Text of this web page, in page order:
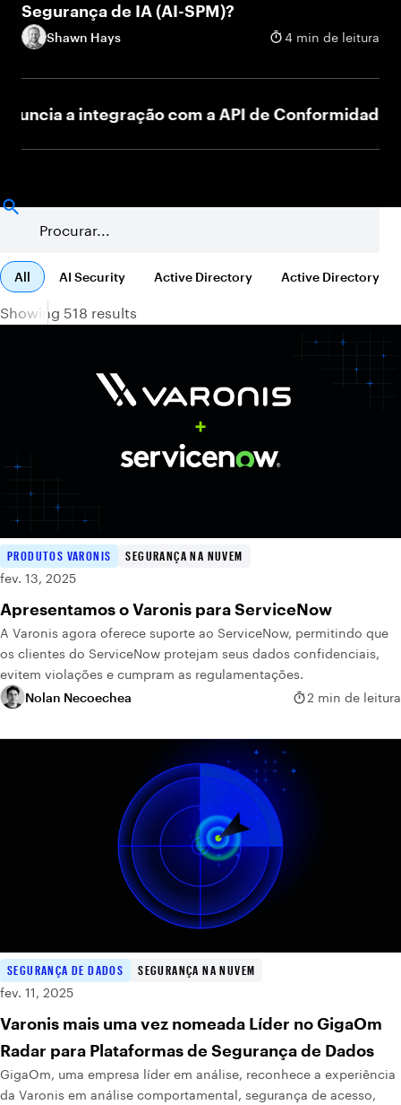
Segurança de IA (AI-SPM)?
Shawn Hays 4 min de leitura
a integração com a API de Conformidade do
All AI Security Active Directory Active Directory
Showing 518 results
PRODUTOS VARONIS
SEGURANÇA NA NUVEM
fev. 13, 2025
Apresentamos o Varonis para ServiceNow
A Varonis agora oferece suporte ao ServiceNow, permitindo que
os clientes do ServiceNow protejam seus dados confidenciais,
evitem violações e cumpram as regulamentações.
Nolan Necoechea
2 min de leitura
SEGURANÇA DE DADOS
SEGURANÇA NA NUVEM
fev. 11, 2025
Varonis mais uma vez nomeada Líder no GigaOm
Radar para Plataformas de Segurança de Dados
GigaOm, uma empresa líder em análise, reconhece a experiência
da Varonis em análise comportamental, segurança de acesso,